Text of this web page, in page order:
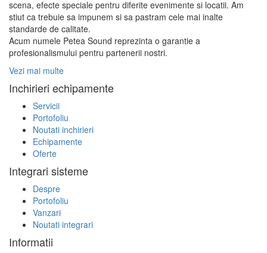
scena, efecte speciale pentru diferite evenimente si locatii. Am
stiut ca trebuie sa impunem si sa pastram cele mai inalte
standarde de calitate.
Acum numele Petea Sound reprezinta o garantie a
profesionalismului pentru partenerii nostri.
Vezi mai multe
Inchirieri echipamente
Servicii
Portofoliu
Noutati inchirieri
Echipamente
Oferte
Integrari sisteme
Despre
Portofoliu
Vanzari
Noutati integrari
Informatii